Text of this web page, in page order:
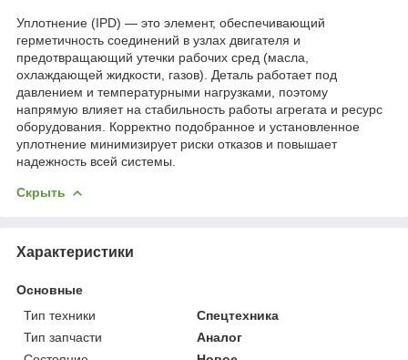
Уплотнение (IPD) — это элемент, обеспечивающий
герметичность соединений в узлах двигателя и
предотвращающий утечки рабочих сред (масла,
охлаждающей жидкости, газов). Деталь работает под
давлением и температурными нагрузками, поэтому
напрямую влияет на стабильность работы агрегата и ресурс
оборудования. Корректно подобранное и установленное
уплотнение минимизирует риски отказов и повышает
надежность всей системы.
Скрыть
Характеристики
Основные
Тип техники
Спецтехника
Тип запчасти
Аналог